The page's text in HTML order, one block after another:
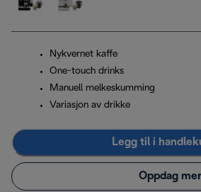
Nykvernet kaffe
One-touch drinks
Manuell melkeskumming
Variasjon av drikke
Legg til i
Oppdag mer